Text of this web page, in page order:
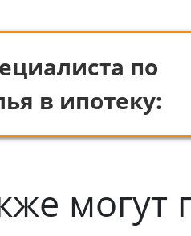
по
в ипотеку:
могут